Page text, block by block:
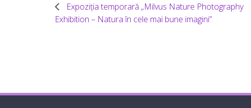
Expoziția temporară „Milvus Nature Photography
Exhibition – Natura în cele mai bune imagini”